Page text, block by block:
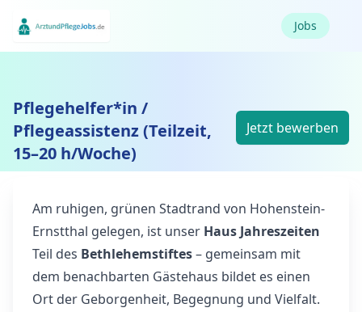
Jobs
Pflegehelfer*in /
Pflegeassistenz (Teilzeit,
15–20 h/Woche)
Jetzt bewerben
Am ruhigen, grünen Stadtrand von Hohenstein-
Ernstthal gelegen, ist unser Haus Jahreszeiten
Teil des Bethlehemstiftes– gemeinsam mit
dem benachbarten Gästehaus bildet es einen
Ort der Geborgenheit, Begegnung und Vielfalt.